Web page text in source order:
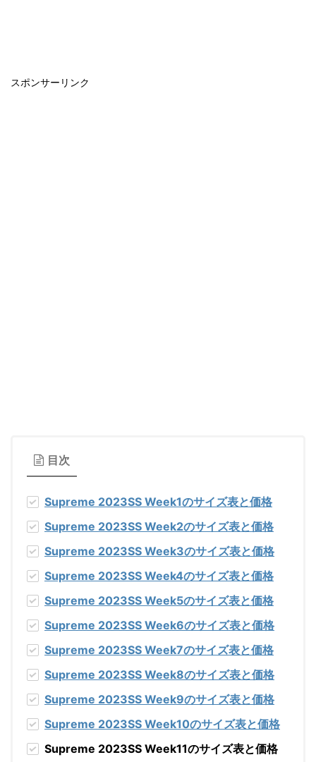
スポンサーリンク
目次
Supreme 2023SS Week1のサイズ表と価格
Supreme 2023SS Week2のサイズ表と価格
Supreme 2023SS Week3のサイズ表と価格
Supreme 2023SS Week4のサイズ表と価格
Supreme 2023SS Week5のサイズ表と価格
Supreme 2023SS Week6のサイズ表と価格
Supreme 2023SS Week7のサイズ表と価格
Supreme 2023SS Week8のサイズ表と価格
Supreme 2023SS Week9のサイズ表と価格
Supreme 2023SS Week10のサイズ表と価格
Supreme 2023SS Week11のサイズ表と価格